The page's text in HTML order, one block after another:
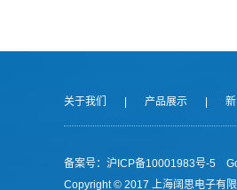
关于我们 产品展示
备案号：沪ICP备10001983号-5
Copyright © 2017 上海阔思电子有